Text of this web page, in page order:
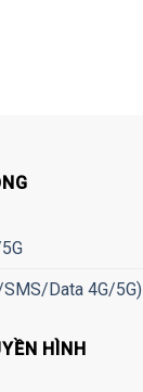
Data 4G/5G)
HÌNH